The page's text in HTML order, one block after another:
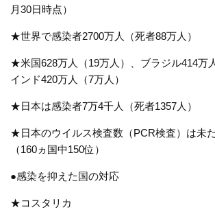
月30日時点）
★世界で感染者2700万人（死者88万人）
★米国628万人（19万人）、ブラジル414万
インド420万人（7万人）
★日本は感染者7万4千人（死者1357人）
★日本のウイルス検査数（PCR検査）は未
（160ヵ国中150位）
●感染を抑えた国の対応
★コスタリカ